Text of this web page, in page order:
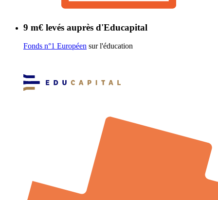
9 m€ levés auprès d'Educapital
Fonds n°1 Européen sur l'éducation